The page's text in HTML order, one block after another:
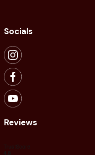
Socials
Reviews